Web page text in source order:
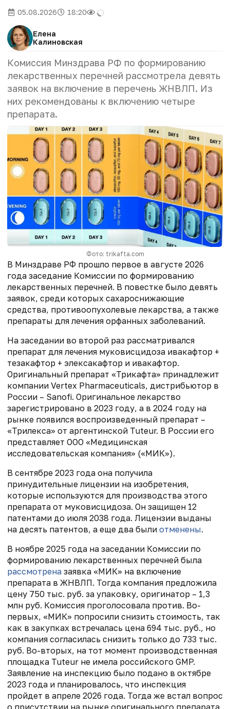
05.08.2026 18:20
Елена
Калиновская
Комиссия Минздрава РФ по формированию
лекарственных перечней рассмотрела девять
заявок на включение в перечень ЖНВЛП. Из
них рекомендованы к включению четыре
препарата.
Фото: trikafta.com
В Минздраве РФ прошло первое в августе 2026
года заседание Комиссии по формированию
лекарственных перечней. В повестке было девять
заявок, среди которых сахароснижающие
средства, противоопухолевые лекарства, а также
препараты для лечения орфанных заболеваний.
На заседании во второй раз рассматривался
препарат для лечения муковисцидоза ивакафтор +
тезакафтор + элексакафтор и ивакафтор.
Оригинальный препарат «Трикафта» принадлежит
компании Vertex Pharmaceuticals, дистрибьютор в
России – Sanofi. Оригинальное лекарство
зарегистрировано в 2023 году, а в 2024 году на
рынке появился воспроизведенный препарат –
«Трилекса» от аргентинской Tuteur. В России его
представляет ООО «Медицинская
исследовательская компания» («МИК»).
В сентябре 2023 года она получила
принудительные лицензии на изобретения,
которые используются для производства этого
препарата от муковисцидоза. Он защищен 12
патентами до июля 2038 года. Лицензии выданы
на десять патентов, а еще два были отменены.
В ноябре 2025 года на заседании Комиссии по
формированию лекарственных перечней была
рассмотрена заявка «МИК» на включение
препарата в ЖНВЛП. Тогда компания предложила
цену 750 тыс. руб. за упаковку, оригинатор – 1,3
млн руб. Комиссия проголосовала против. Во-
первых, «МИК» попросили снизить стоимость, так
как в закупках встречалась цена 694 тыс. руб., но
компания согласилась снизить только до 733 тыс.
руб. Во-вторых, на тот момент производственная
площадка Tuteur не имела российского GMP.
Заявление на инспекцию было подано в октябре
2023 года и планировалось, что инспекция
пройдет в апреле 2026 года. Тогда же встал вопрос